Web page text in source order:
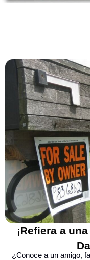
¡Refiera a
¿Conoce a un amigo,